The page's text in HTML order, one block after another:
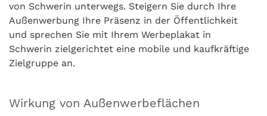
von Schwerin unterwegs. Steigern Sie durch Ihre
Außenwerbung Ihre Präsenz in der Öffentlichkeit
und sprechen Sie mit Ihrem Werbeplakat in
Schwerin zielgerichtet eine mobile und kaufkräftige
Zielgruppe an.
Wirkung von Außenwerbeflächen